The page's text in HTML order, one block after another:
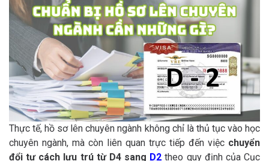
Thực tế, hồ sơ lên chuyên ngành không chỉ là thủ tục vào học
chuyên ngành, mà còn liên quan trực tiếp đến việc chuyển
đổi tư cách lưu trú từ D4 sang D2 theo quy định của Cục